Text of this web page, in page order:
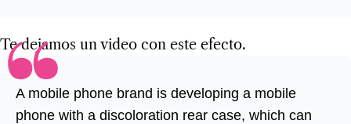
Te dejamos un video con este efecto.
A mobile phone brand is developing a mobile
phone with a discoloration rear case, which can